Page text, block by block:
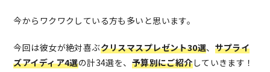
今からワクワクしている方も多いと思います。
今回は彼女が絶対喜ぶクリスマスプレゼント30選、 サプライ
ズアイディア4選の計34選を、 予算別にご紹介していきます！